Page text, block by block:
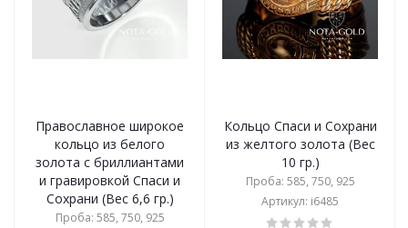
Православное широкое
кольцо из белого
золота с бриллиантами
и гравировкой Спаси и
Сохрани (Вес 6,6 гр.)
Проба: 585, 750, 925
Кольцо Спаси и Сохрани
из желтого золота (Вес
10 гр.)
Проба: 585, 750, 925
Артикул: i6485